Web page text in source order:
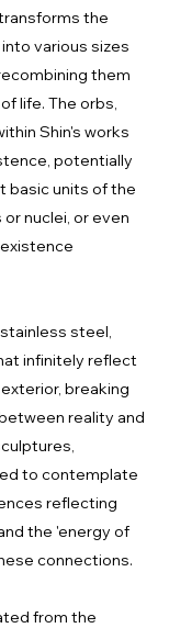
the
various sizes
them
life. The orbs,
Shin's works
potentially
basic units of the
nuclei, or even
steel,
infinitely reflect
breaking
reality and
to contemplate
reflecting
the 'energy of
connections.
from the